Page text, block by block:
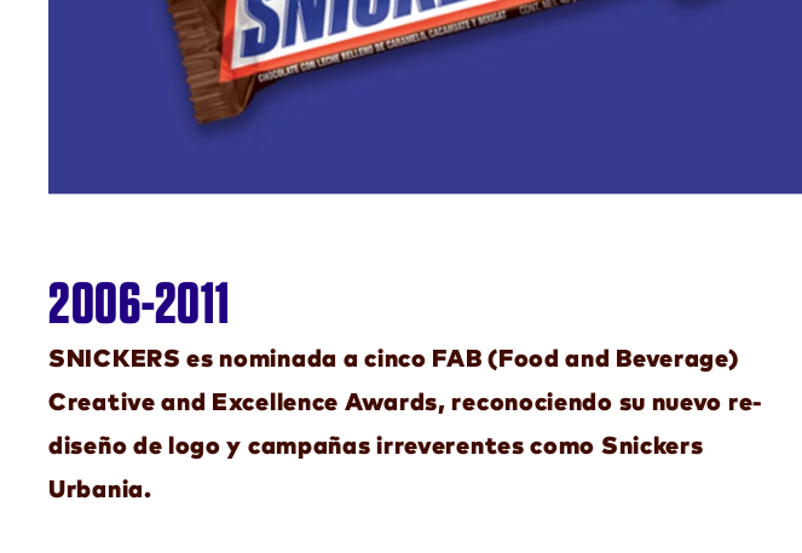
2006-2011
SNICKERS es nominada a cinco FAB (Food and Beverage)
Creative and Excellence Awards, reconociendo su nuevo re-
diseño de logo y campañas irreverentes como Snickers
Urbania.